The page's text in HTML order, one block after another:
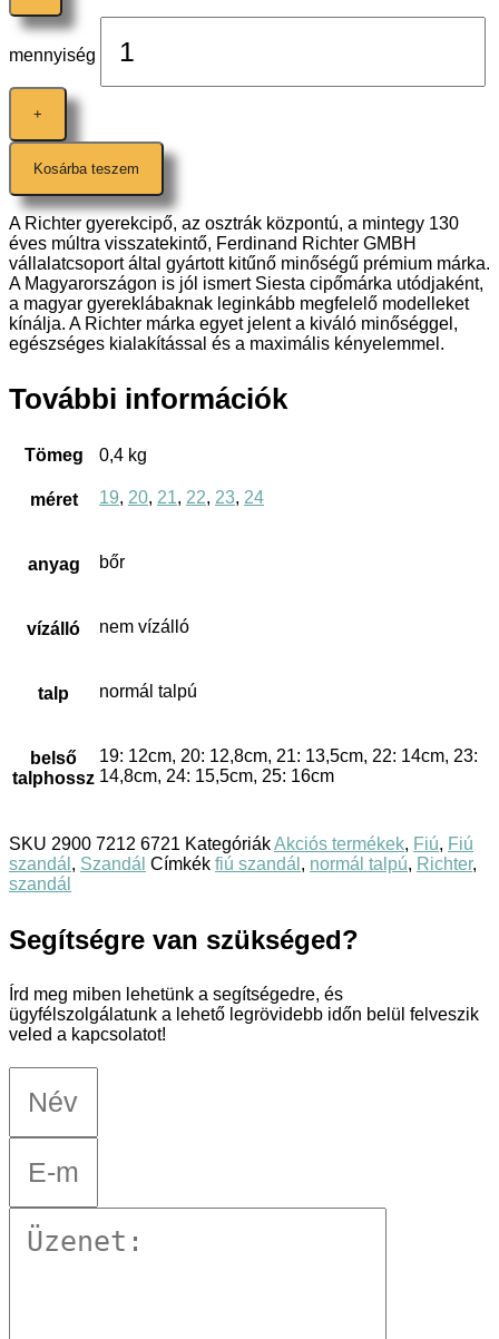
mennyiség
+
Kosárba teszem
A Richter gyerekcipő, az osztrák központú, a mintegy 130
éves múltra visszatekintő, Ferdinand Richter GMBH
vállalatcsoport által gyártott kitűnő minőségű prémium márka.
A Magyarországon is jól ismert Siesta cipőmárka utódjaként,
a magyar gyereklábaknak leginkább megfelelő modelleket
kínálja. A Richter márka egyet jelent a kiváló minőséggel,
egészséges kialakítással és a maximális kényelemmel.
További információk
Tömeg 0,4 kg
méret 19, 20, 21, 22, 23, 24
anyag bőr
vízálló nem vízálló
talp normál talpú
belső
talphossz
19: 12cm, 20: 12,8cm, 21: 13,5cm, 22: 14cm, 23:
14,8cm, 24: 15,5cm, 25: 16cm
SKU 2900 7212 6721 KategóriákAkciós termékek, Fiú, Fiú
szandál , Szandál Címkék fiú szandál , normál talpú, Richter,
szandál
Segítségre van szükséged?
Írd meg miben lehetünk a segítségedre, és
ügyfélszolgálatunk a lehető legrövidebb időn belül felveszik
veled a kapcsolatot!